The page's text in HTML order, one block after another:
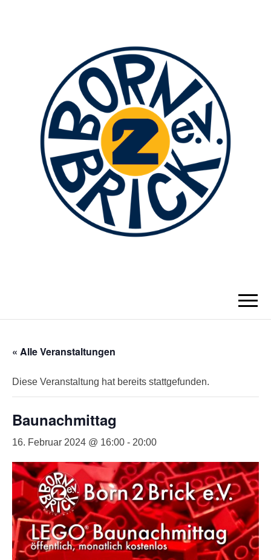
E.V.
« Alle Veranstaltungen
Diese Veranstaltung hat bereits stattgefunden.
Baunachmittag
16. Februar 2024 @ 16:00 - 20:00